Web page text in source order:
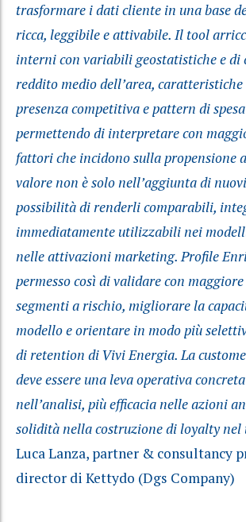
trasformare i dati cliente in una base
ricca, leggibile e attivabile. Il tool
interni con variabili geostatistiche e di
reddito medio dell’area,
presenza competitiva e pattern di
permettendo di interpretare con
fattori che incidono sulla propensione
valore non è solo nell’aggiunta di
possibilità di renderli comparabili,
immediatamente utilizzabili nei
nelle attivazioni marketing. Profile
permesso così di validare con
segmenti a rischio, migliorare la
modello e orientare in modo più
di retention di Vivi Energia. La
deve essere una leva operativa
nell’analisi, più efficacia nelle azioni
solidità nella costruzione di loyalty nel
Luca Lanza, partner & consultancy
director di Kettydo (Dgs Company)